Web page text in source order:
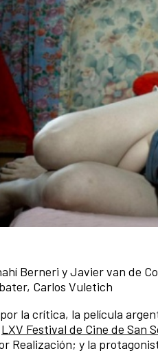
Berneri y Javier van de
Carlos Vuletich
la crítica, la película
LXV Festival de Cine de San
Realización; y la